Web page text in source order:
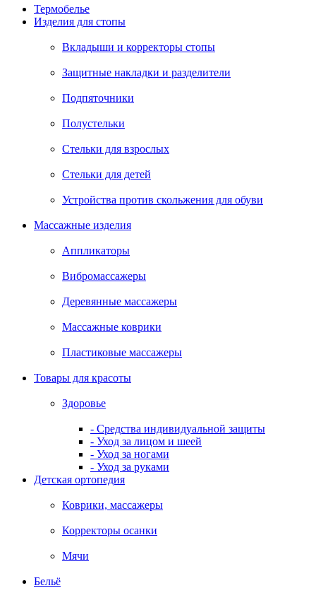
Термобелье
Изделия для стопы
Вкладыши и корректоры стопы
Защитные накладки и разделители
Подпяточники
Полустельки
Стельки для взрослых
Стельки для детей
Устройства против скольжения для обуви
Массажные изделия
Аппликаторы
Вибромассажеры
Деревянные массажеры
Массажные коврики
Пластиковые массажеры
Товары для красоты
Здоровье
- Средства индивидуальной защиты
- Уход за лицом и шеей
- Уход за ногами
- Уход за руками
Детская ортопедия
Коврики, массажеры
Корректоры осанки
Мячи
Бельё